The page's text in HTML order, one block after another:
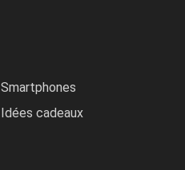
Smartphones
Idées cadeaux